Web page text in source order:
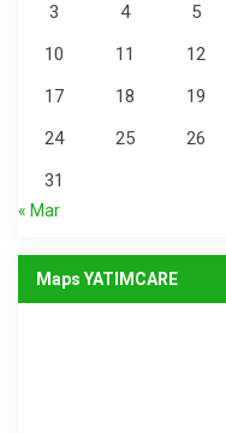
3
4 5
10
11 12
17
18 19
24
25 26
31
« Mar
Maps YATIMCARE